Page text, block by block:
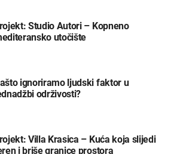
Studio Autori – Kopneno
utočište
ignoriramo ljudski faktor u
održivosti?
Villa Krasica – Kuća koja slijedi
i briše granice prostora